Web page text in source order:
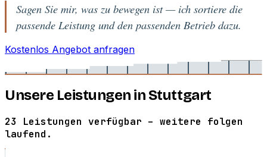
Sagen Sie mir, was zu bewegen ist — ich sortiere die
passende Leistung und den passenden Betrieb dazu.
Kostenlos Angebot anfragen
Unsere Leistungen in Stuttgart
23 Leistungen verfügbar – weitere folgen
laufend.